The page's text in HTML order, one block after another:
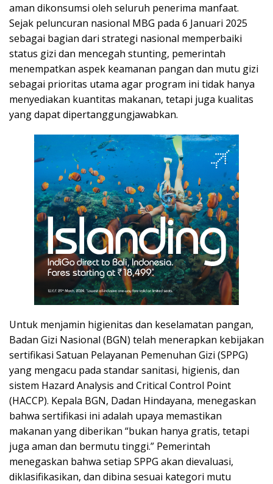
aman dikonsumsi oleh seluruh penerima manfaat.
Sejak peluncuran nasional MBG pada 6 Januari 2025
sebagai bagian dari strategi nasional memperbaiki
status gizi dan mencegah stunting, pemerintah
menempatkan aspek keamanan pangan dan mutu gizi
sebagai prioritas utama agar program ini tidak hanya
menyediakan kuantitas makanan, tetapi juga kualitas
yang dapat dipertanggungjawabkan.
Untuk menjamin higienitas dan keselamatan pangan,
Badan Gizi Nasional (BGN) telah menerapkan kebijakan
sertifikasi Satuan Pelayanan Pemenuhan Gizi (SPPG)
yang mengacu pada standar sanitasi, higienis, dan
sistem Hazard Analysis and Critical Control Point
(HACCP). Kepala BGN, Dadan Hindayana, menegaskan
bahwa sertifikasi ini adalah upaya memastikan
makanan yang diberikan “bukan hanya gratis, tetapi
juga aman dan bermutu tinggi.” Pemerintah
menegaskan bahwa setiap SPPG akan dievaluasi,
diklasifikasikan, dan dibina sesuai kategori mutu